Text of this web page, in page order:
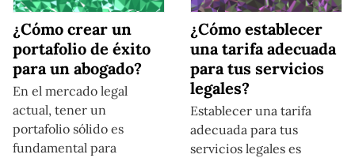
¿Cómo crear un
portafolio de éxito
para un abogado?
En el mercado legal
actual, tener un
portafolio sólido es
fundamental para
¿Cómo establecer
una tarifa adecuada
para tus servicios
legales?
Establecer una tarifa
adecuada para tus
servicios legales es